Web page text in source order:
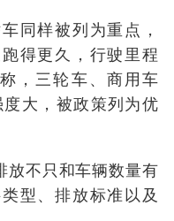
同样被列为重点，
得更久，行驶里程
，三轮车、商用车
大，被政策列为优
放不只和车辆数量有
型、排放标准以及